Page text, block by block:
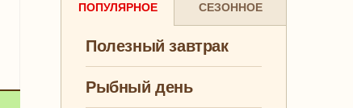
ПОПУЛЯРНОЕ СЕЗОННОЕ
Полезный завтрак
Рыбный день